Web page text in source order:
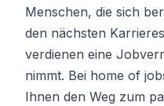
Menschen, die sich
den nächsten
verdienen eine
nimmt. Bei home of
Ihnen den Weg zum